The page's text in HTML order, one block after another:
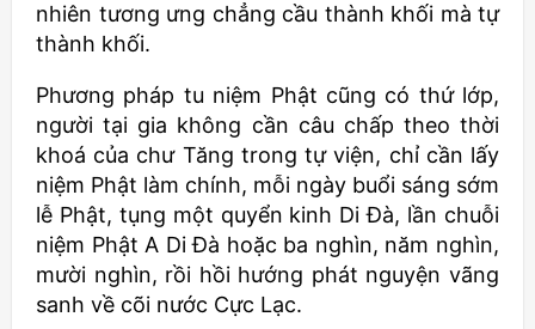
nhiên tương ưng chẳng cầu thành khối mà tự
thành khối.
Phương pháp tu niệm Phật cũng có thứ lớp,
người tại gia không cần câu chấp theo thời
khoá của chư Tăng trong tự viện, chỉ cần lấy
niệm Phật làm chính, mỗi ngày buổi sáng sớm
lễ Phật, tụng một quyển kinh Di Đà, lần chuỗi
niệm Phật A Di Đà hoặc ba nghìn, năm nghìn,
mười nghìn, rồi hồi hướng phát nguyện vãng
sanh về cõi nước Cực Lạc.